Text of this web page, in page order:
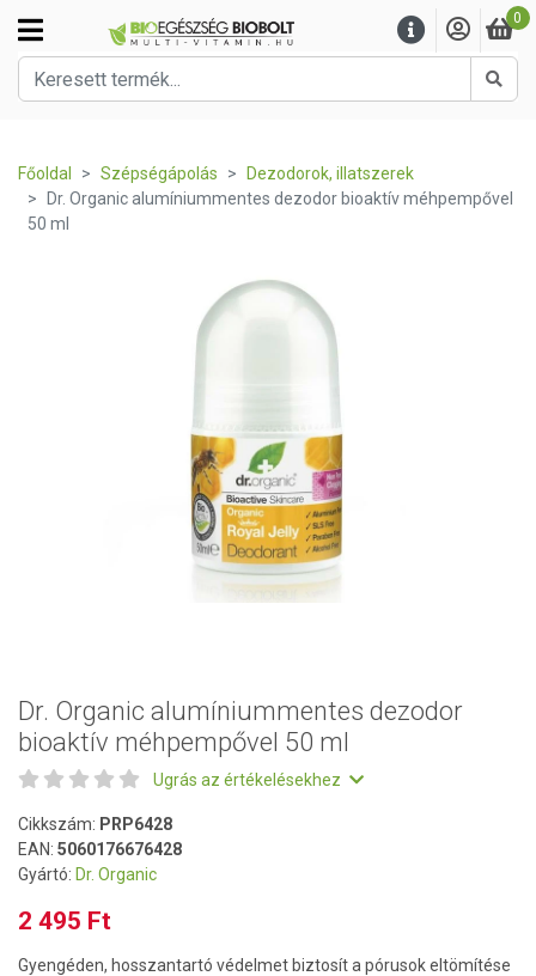
0
Főoldal Szépségápolás
Dezodorok, illatszerek
Dr. Organic alumíniummentes dezodor bioaktív méhpempővel
50 ml
Dr. Organic alumíniummentes dezodor
bioaktív méhpempővel 50 ml
Ugrás az értékelésekhez
Cikkszám: PRP6428
EAN: 5060176676428
Gyártó: Dr. Organic
2 495 Ft
Gyengéden, hosszantartó védelmet biztosít a pórusok eltömítése